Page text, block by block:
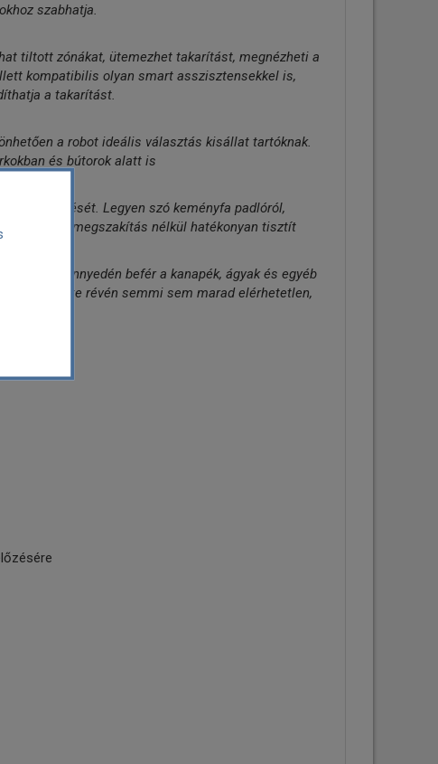
szabhatja.
tiltott zónákat, ütemezhet takarítást, megnézheti a
kompatibilis olyan smart asszisztensekkel is,
a takarítást.
a robot ideális választás kisállat tartóknak.
és bútorok alatt is
működését. Legyen szó keményfa padlóról,
között, és megszakítás nélkül hatékonyan tisztít
a robot könnyedén befér a kanapék, ágyak és egyéb
mérete révén semmi sem marad elérhetetlen,